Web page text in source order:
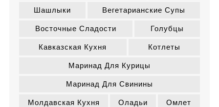
Шашлыки Вегетарианские Супы
Восточные Сладости Голубцы
Кавказская Кухня Котлеты
Маринад Для Курицы
Маринад Для Свинины
Молдавская Кухня Оладьи Омлет